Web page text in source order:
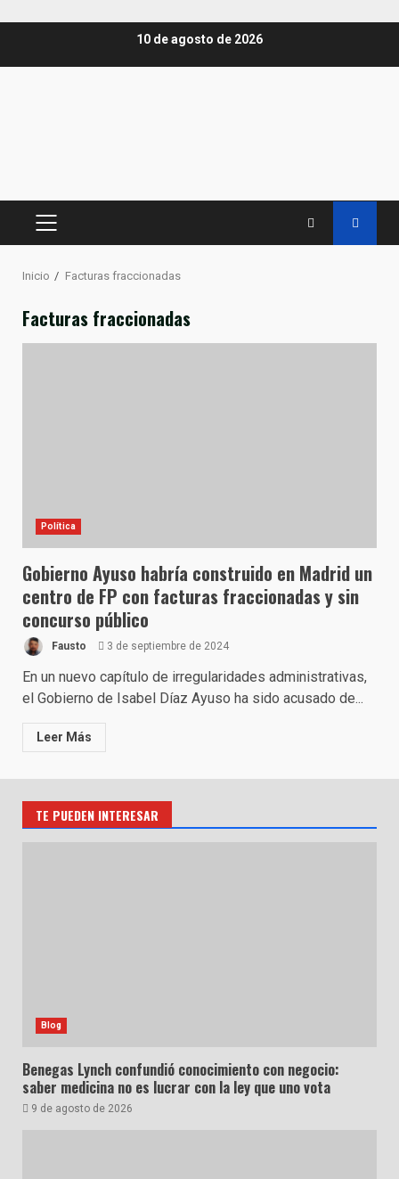
10 de agosto de 2026
MENÚ
Inicio Facturas fraccionadas
Facturas fraccionadas
Política
Gobierno Ayuso habría construido en Madrid un
centro de FP con facturas fraccionadas y sin
concurso público
Fausto 3 de septiembre de 2024
En un nuevo capítulo de irregularidades administrativas,
el Gobierno de Isabel Díaz Ayuso ha sido acusado de...
Leer Más
TE PUEDEN INTERESAR
Blog
Benegas Lynch confundió conocimiento con negocio:
saber medicina no es lucrar con la ley que uno vota
9 de agosto de 2026